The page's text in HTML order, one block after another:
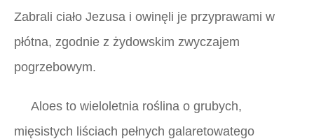
Zabrali ciało Jezusa i owinęli je przyprawami w
płótna, zgodnie z żydowskim zwyczajem
pogrzebowym.
Aloes to wieloletnia roślina o grubych,
mięsistych liściach pełnych galaretowatego